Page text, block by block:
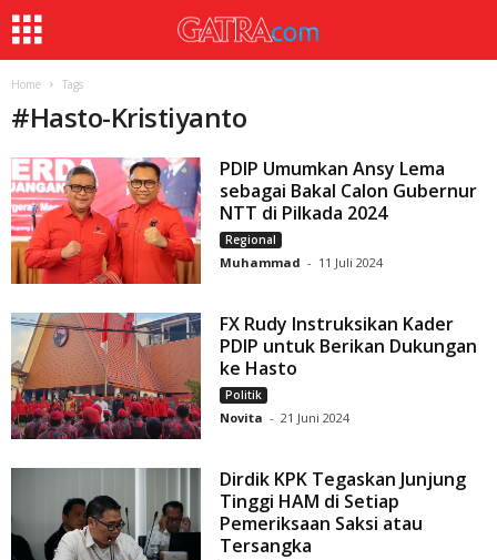
Home Tags
#Hasto-Kristiyanto
PDIP Umumkan Ansy Lema
sebagai Bakal Calon Gubernur
NTT di Pilkada 2024
Regional
Muhammad - 11 Juli 2024
FX Rudy Instruksikan Kader
PDIP untuk Berikan Dukungan
ke Hasto
Politik
Novita - 21 Juni 2024
Dirdik KPK Tegaskan Junjung
Tinggi HAM di Setiap
Pemeriksaan Saksi atau
Tersangka